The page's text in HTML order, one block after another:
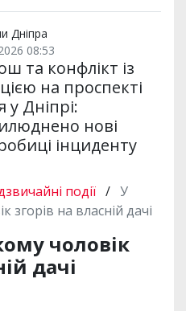
Дніпра
08:53
та конфлікт із
на проспекті
у Дніпрі:
нові
інциденту
події / У
на власній дачі
чоловік
дачі